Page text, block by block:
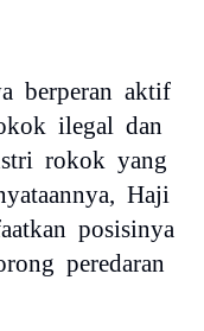
berperan aktif
ilegal dan
rokok yang
Haji
posisinya
peredaran